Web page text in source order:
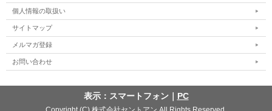
個人情報の取扱い
サイトマップ
メルマガ登録
お問い合わせ
表示：スマートフォン｜ PC